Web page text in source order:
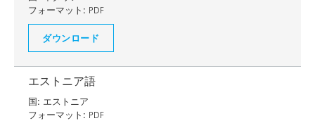
フォーマット: PDF
ダウンロード
エストニア語
国: エストニア
フォーマット: PDF